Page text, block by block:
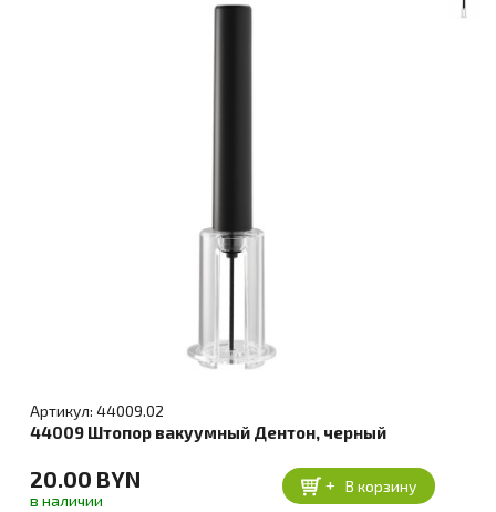
Артикул: 44009.02
44009 Штопор вакуумный Дентон, черный
20.00 BYN
в наличии
+ В корзину